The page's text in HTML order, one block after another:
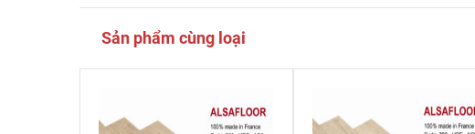
Sản phẩm cùng loại